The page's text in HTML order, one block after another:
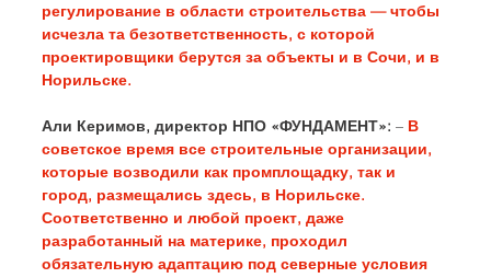
регулирование в области строительства — чтобы
исчезла та безответственность, с которой
проектировщики берутся за объекты и в Сочи, и в
Норильске.
Али Керимов, директор НПО «ФУНДАМЕНТ»: – В
советское время все строительные организации,
которые возводили как промплощадку, так и
город, размещались здесь, в Норильске.
Соответственно и любой проект, даже
разработанный на материке, проходил
обязательную адаптацию под северные условия